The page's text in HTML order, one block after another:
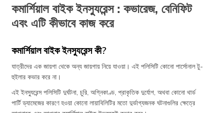
কমার্শিয়াল বাইক ইনস্যুরেন্স : কভারেজ, বেনিফিট
এবং এটি কীভাবে কাজ করে
কমার্শিয়াল বাইক ইনস্যুরেন্স কী?
যাত্রীদের এক জায়গা থেকে অন্য জায়গায় নিয়ে যাওয়া। এই পলিসিটি কোনো পার্সোনাল টু-
হুইলার কভার করে না।
এই ইনস্যুরেন্স পলিসিটি দুর্ঘটনা, চুরি, অগ্নিকাণ্ড, প্রাকৃতিক দুর্যোগ, অথবা কোনো থার্ড
পার্টি ড্যামেজের কারণে হওয়া কোনো লায়াবিলিটির মতো দুর্ভাগ্যজনক ঘটনাগুলির ক্ষেত্রে